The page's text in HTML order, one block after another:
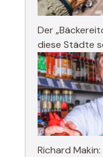
Der
diese Städte
Richard